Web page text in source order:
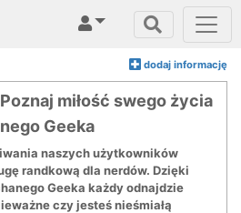
dodaj informację
miłość swego życia
Geeka
naszych użytkowników
randkową dla nerdów. Dzięki
Geeka każdy odnajdzie
czy jesteś nieśmiałą